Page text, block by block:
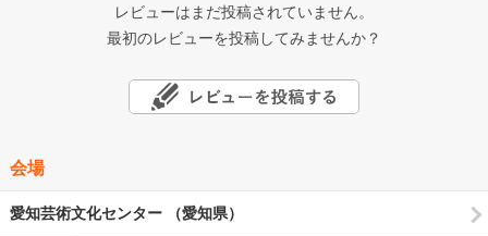
レビューはまだ投稿されていません。
最初のレビューを投稿してみませんか？
会場
愛知芸術文化センター （愛知県）